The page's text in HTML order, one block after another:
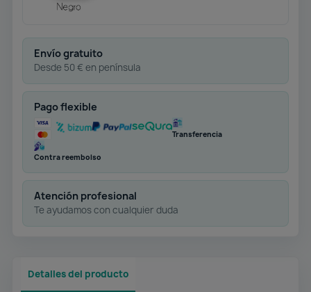
Envío gratuito
Desde 50 € en península
Pago flexible
Transferencia
Contra reembolso
Atención profesional
Te ayudamos con cualquier duda
Detalles del producto